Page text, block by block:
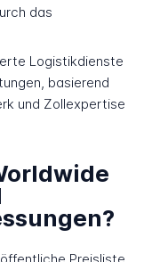
das
Logistikdienste
basierend
und Zollexpertise